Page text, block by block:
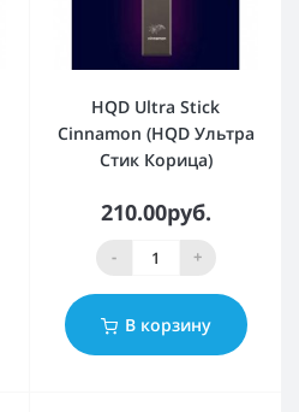
HQD Ultra Stick
Cinnamon (HQD Ультра
Стик Корица)
210.00руб.
- +
В корзину